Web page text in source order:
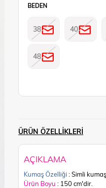
BEDEN
38 40
48
ÜRÜN ÖZELLIKLERI
AÇIKLAMA
Kumaş Özelliği: Simli
Ürün Boyu : 150 cm'dir.